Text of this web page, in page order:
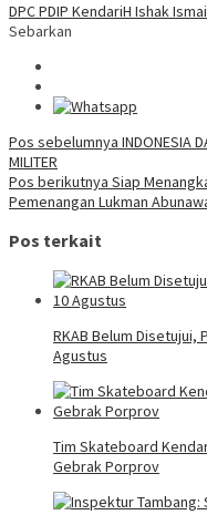
DPC PDIP KendariH Ishak
Sebarkan
Navigasi
pos
Pos sebelumnya INDONESIA
MILITER
Pos berikutnya Siap
Pemenangan Lukman
Pos terkait
RKAB Belum Disetujui,
Agustus
Tim Skateboard
Gebrak Porprov